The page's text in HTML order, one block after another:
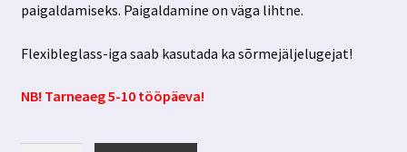
paigaldamiseks. Paigaldamine on väga lihtne.
Flexibleglass-iga saab kasutada ka sõrmejäljelugejat!
NB! Tarneaeg 5-10 tööpäeva!